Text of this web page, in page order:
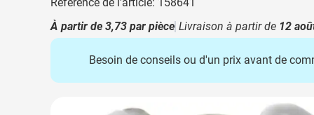
High-tech & multimédia
Afficher le sous-
Entreprises & bureau
Sports, loisirs & jeux
Afficher le sous-
À partir de 3,73 par pièce Livraison à partir de 12
Besoin de conseils ou d'un prix avant de
Image principale
Cliquez pour voir l'image en plein écran